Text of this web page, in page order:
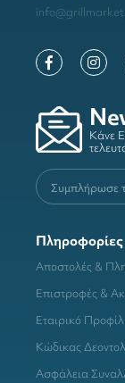
Κάνε
Πληροφορίες
Αποστολές &
Επιστροφές &
Εταιρικό Προφίλ
Κώδικας
Ασφάλεια